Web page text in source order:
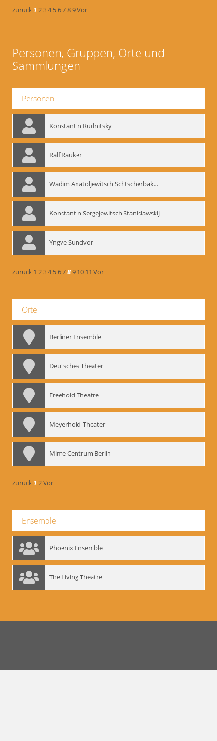
Zurück 1234 56789Vor
Personen, Gruppen, Orte und
Sammlungen
Personen
Konstantin Rudnitsky
Ralf Räuker
Wadim Anatoljewitsch Schtscherbakow
Konstantin Sergejewitsch Stanislawskij
Yngve Sundvor
Zurück 1 234 56789 10 11 Vor
Orte
Berliner Ensemble
Deutsches Theater
Freehold Theatre
Meyerhold-Theater
Mime Centrum Berlin
Zurück 12Vor
Ensemble
Phoenix Ensemble
The Living Theatre